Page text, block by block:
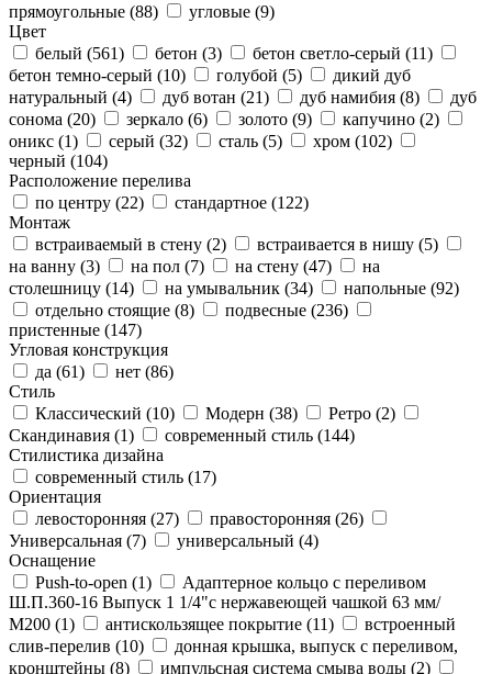
прямоугольные (88) угловые (9)
Цвет
белый (561) бетон (3) бетон светло-серый (11)
бетон темно-серый (10) голубой (5)
дикий дуб
натуральный (4) дуб вотан (21) дуб намибия (8)
дуб
сонома (20) зеркало (6) золото (9) капучино (2)
оникс (1) серый (32) сталь (5) хром (102)
черный (104)
Расположение перелива
по центру (22) стандартное (122)
Монтаж
встраиваемый в стену (2) встраивается в нишу (5)
на ванну (3) на пол (7) на стену (47)
на
столешницу (14) на умывальник (34) напольные (92)
отдельно стоящие (8) подвесные (236)
пристенные (147)
Угловая конструкция
да (61) нет (86)
Стиль
Классический (10) Модерн (38) Ретро (2)
Скандинавия (1) современный стиль (144)
Стилистика дизайна
современный стиль (17)
Ориентация
левосторонняя (27) правосторонняя (26)
Универсальная (7) универсальный (4)
Оснащение
Push-to-open (1)
Адаптерное кольцо с переливом
Ш.П.360-16 Выпуск 1 1/4"с нержавеющей чашкой 63 мм/
М200 (1) антискользящее покрытие (11)
встроенный
слив-перелив (10)
донная крышка, выпуск с переливом,
кронштейны (8) импульсная система смыва воды (2)